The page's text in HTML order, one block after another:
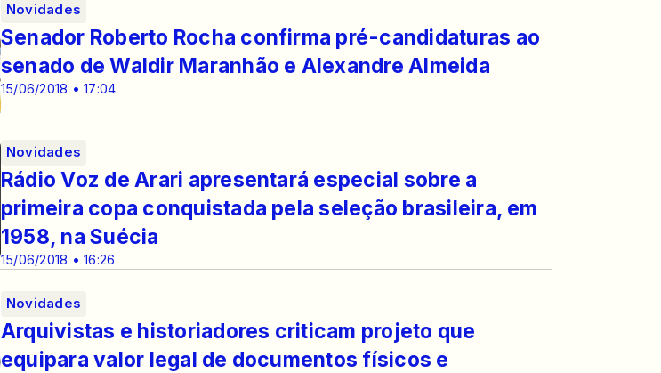
Novidades
15/06/2018 • 17:04
Senador Roberto Rocha confirma pré-candidaturas ao
senado de Waldir Maranhão e Alexandre Almeida
Novidades
15/06/2018 • 16:26
Rádio Voz de Arari apresentará especial sobre a
primeira copa conquistada pela seleção brasileira, em
1958, na Suécia
Novidades
Arquivistas e historiadores criticam projeto que
equipara valor legal de documentos físicos e